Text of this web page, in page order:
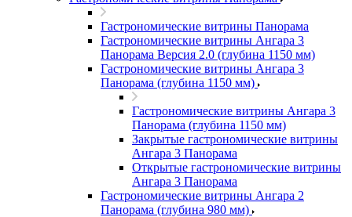
Гастрономические витрины Панорама
Гастрономические витрины Ангара 3
Панорама Версия 2.0 (глубина 1150 мм)
Гастрономические витрины Ангара 3
Панорама (глубина 1150 мм)
Гастрономические витрины Ангара 3
Панорама (глубина 1150 мм)
Закрытые гастрономические витрины
Ангара 3 Панорама
Открытые гастрономические витрины
Ангара 3 Панорама
Гастрономические витрины Ангара 2
Панорама (глубина 980 мм)